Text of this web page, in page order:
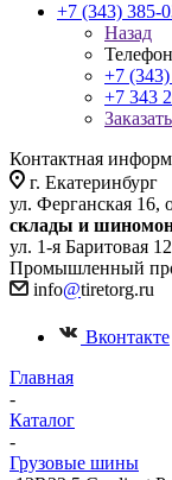
+7 (343) 385-
Назад
+7
+7 343
Контактная
г. Екатеринбург
ул. Ферганская 16,
склады и
ул. 1-я Баритовая
Промышленный
info@tiretorg.ru
Вконтакте
Главная
-
Каталог
-
Грузовые шины